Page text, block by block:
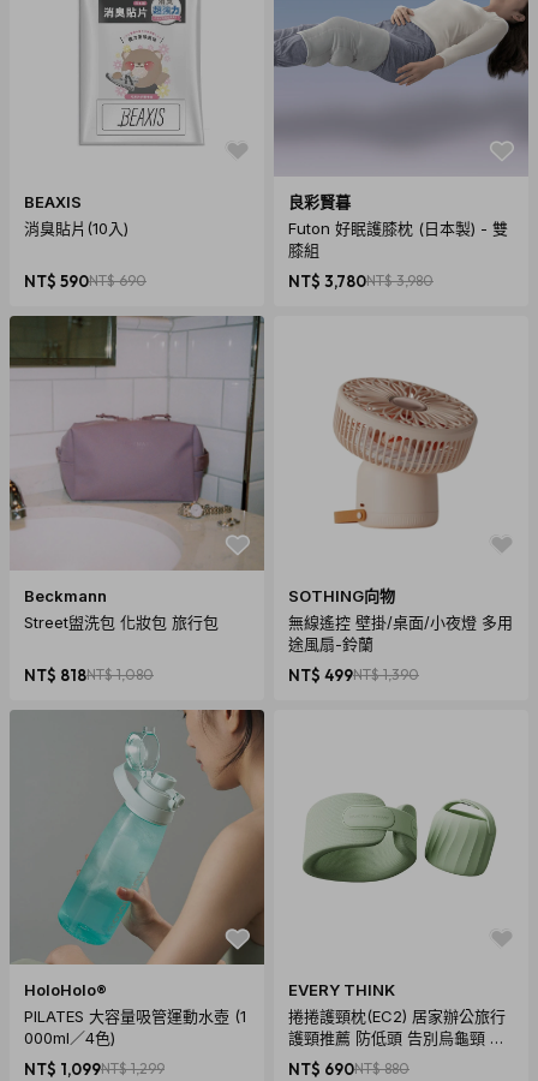
即無法回復原狀
的個人衛生用品，在您還不確定是否要辦理退貨以前，請勿拆
封，一經拆封則
依據消保法第19條第1、2項及行政院公佈之通訊交易解除權合
理例外情事適用
準則第2條第6款之規定，無法享有七天猶豫期之權益且不得辦
理退貨。
BEAXIS
消臭貼片(10入)
NT$ 590NT$ 690
良彩賢暮
Futon 好眠護膝枕 (日本製) - 雙
膝組
NT$ 3,780NT$ 3,980
Beckmann
Street盥洗包 化妝包 旅行包
NT$ 818NT$ 1,080
SOTHING向物
無線遙控 壁掛/桌面/小夜燈 多用
途風扇-鈴蘭
NT$ 499NT$ 1,390
HoloHolo®
PILATES 大容量吸管運動水壺 (1
000ml／4色)
NT$ 1,099NT$ 1,299
EVERY THINK
捲捲護頸枕(EC2) 居家辦公旅行
護頸推薦 防低頭 告別烏龜頸 頸
椎養護 多色可選
NT$ 690NT$ 880